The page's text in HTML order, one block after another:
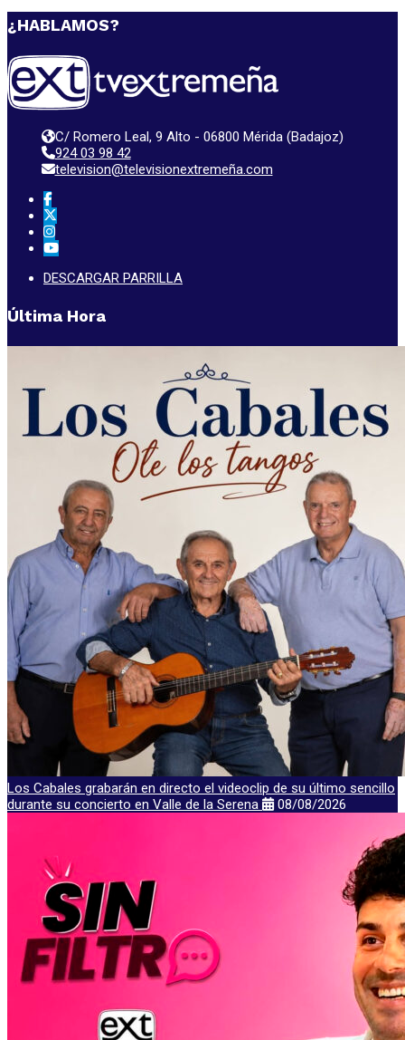
¿HABLAMOS?
C/ Romero Leal, 9 Alto - 06800 Mérida (Badajoz)
924 03 98 42
television@televisionextremeña.com
DESCARGAR PARRILLA
Última Hora
Los Cabales grabarán en directo el videoclip de su último sencillo
durante su concierto en Valle de la Serena
08/08/2026